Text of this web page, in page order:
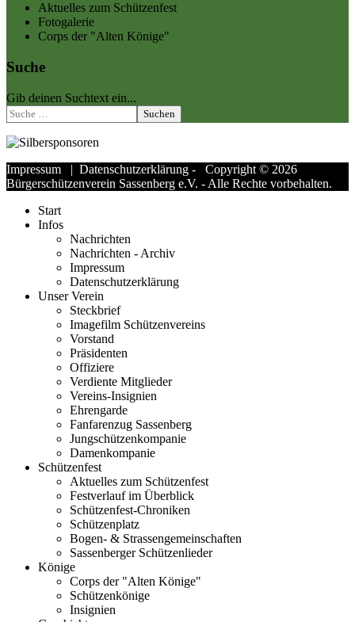
Aktuelles zum Schützenfest
Fotogalerie
Corps der "Alten Könige"
Suche
Gib deinen Suchtext ein...
Suchen
Impressum | Datenschutzerklärung - Copyright © 2026
Bürgerschützenverein Sassenberg e.V. - Alle Rechte vorbehalten.
Start
Infos
Nachrichten
Nachrichten - Archiv
Impressum
Datenschutzerklärung
Unser Verein
Steckbrief
Imagefilm Schützenvereins
Vorstand
Präsidenten
Offiziere
Verdiente Mitglieder
Vereins-Insignien
Ehrengarde
Fanfarenzug Sassenberg
Jungschützenkompanie
Damenkompanie
Schützenfest
Aktuelles zum Schützenfest
Festverlauf im Überblick
Schützenfest-Chroniken
Schützenplatz
Bogen- & Strassengemeinschaften
Sassenberger Schützenlieder
Könige
Corps der "Alten Könige"
Schützenkönige
Insignien